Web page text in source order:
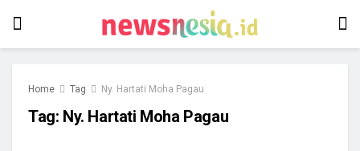
Home Tag Ny. Hartati Moha Pagau
Tag: Ny. Hartati Moha Pagau